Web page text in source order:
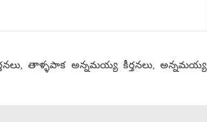
తాళ్ళపాక అన్నమయ్య కీర్తనలు, అన్నమయ్య,